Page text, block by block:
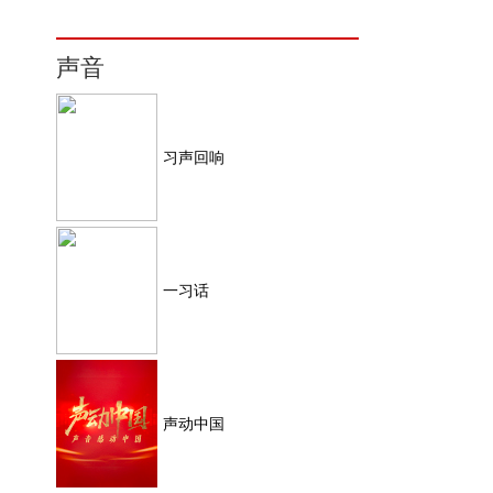
声音
习声回响
一习话
声动中国